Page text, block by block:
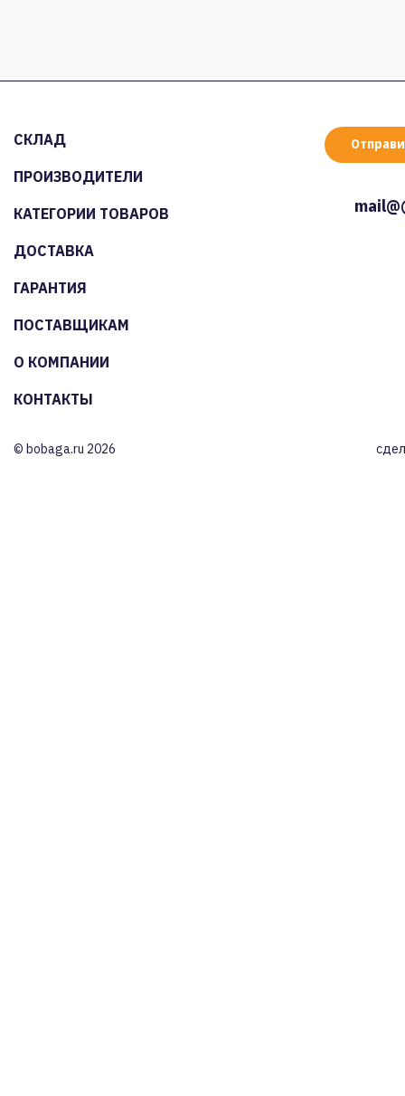
СКЛАД
ПРОИЗВОДИТЕЛИ
КАТЕГОРИИ ТОВАРОВ
ДОСТАВКА
ГАРАНТИЯ
ПОСТАВЩИКАМ
О КОМПАНИИ
КОНТАКТЫ
© bobaga.ru 2026